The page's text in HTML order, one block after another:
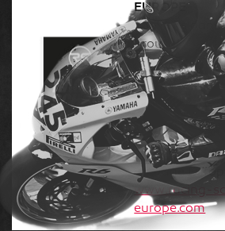
EUROPE
Toujours dans
groupe lors
sélectionnés.
un
intensif et des
sont
Informations
directement
pilotage
www.racing-
europe.com